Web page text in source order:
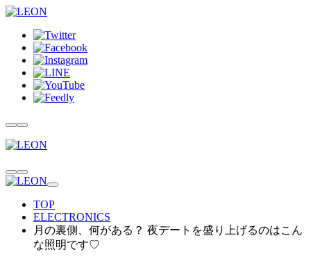
TOP
ELECTRONICS
月の裏側、何がある？ 夜デートを盛り上げるのはこん
な照明です♡